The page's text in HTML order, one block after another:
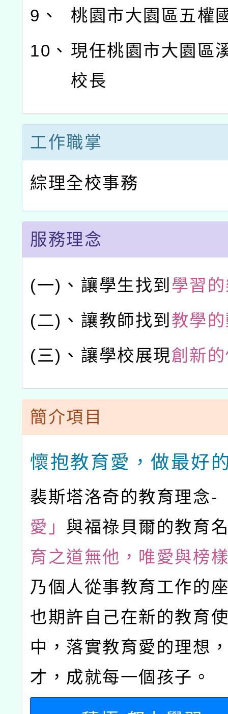
9、
桃園市大園區五權
10、 現任桃園市大園區
校長
工作職掌
綜理全校事務
服務理念
(一)、 讓學生找到 學習
(二)、 讓教師找到 教學
(三)、 讓學校展現創新
簡介項目
懷抱教育愛，做最好
裴斯塔洛奇的教育理念-
愛」 與福祿貝爾的教育
育之道無他，唯愛與榜
乃個人從事教育工作的
也期許自己在新的教育
中，落實教育愛的理想
才，成就每一個孩子。